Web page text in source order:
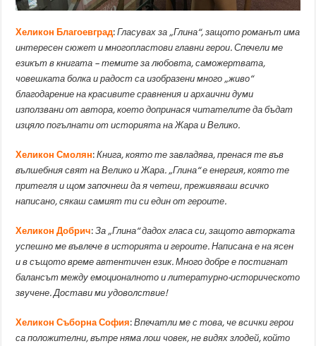
Хеликон Благоевград:Гласувах за „Глина“, защото романът има
интересен сюжет и многопластови главни герои. Спечели ме
езикът в книгата – темите за любовта, саможертвата,
човешката болка и радост са изобразени много „живо“
благодарение на красивите сравнения и архаични думи
използвани от автора, което допринася читателите да бъдат
изцяло погълнати от историята на Жара и Велико.
Хеликон Смолян:Книга, която те завладява, пренася те във
вълшебния свят на Велико и Жара. „Глина“ е енергия, която те
притегля и щом започнеш да я четеш, преживяваш всичко
написано, сякаш самият ти си един от героите.
Хеликон Добрич:За „Глина“ дадох гласа си, защото авторката
успешно ме въвлече в историята и героите. Написана е на ясен
и в същото време автентичен език. Много добре е постигнат
балансът между емоционалното и литературно-историческото
звучене. Достави ми удоволствие!
Хеликон Съборна София:Впечатли ме с това, че всички герои
са положителни, вътре няма лош човек, не видях злодей, който